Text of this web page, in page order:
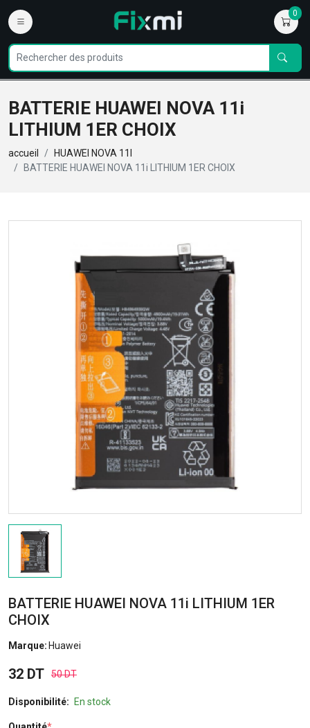
0
BATTERIE HUAWEI NOVA 11i
LITHIUM 1ER CHOIX
accueil
HUAWEI NOVA 11I
BATTERIE HUAWEI NOVA 11i LITHIUM 1ER CHOIX
BATTERIE HUAWEI NOVA 11i LITHIUM 1ER
CHOIX
Marque: Huawei
32 DT 50 DT
Disponibilité: En stock